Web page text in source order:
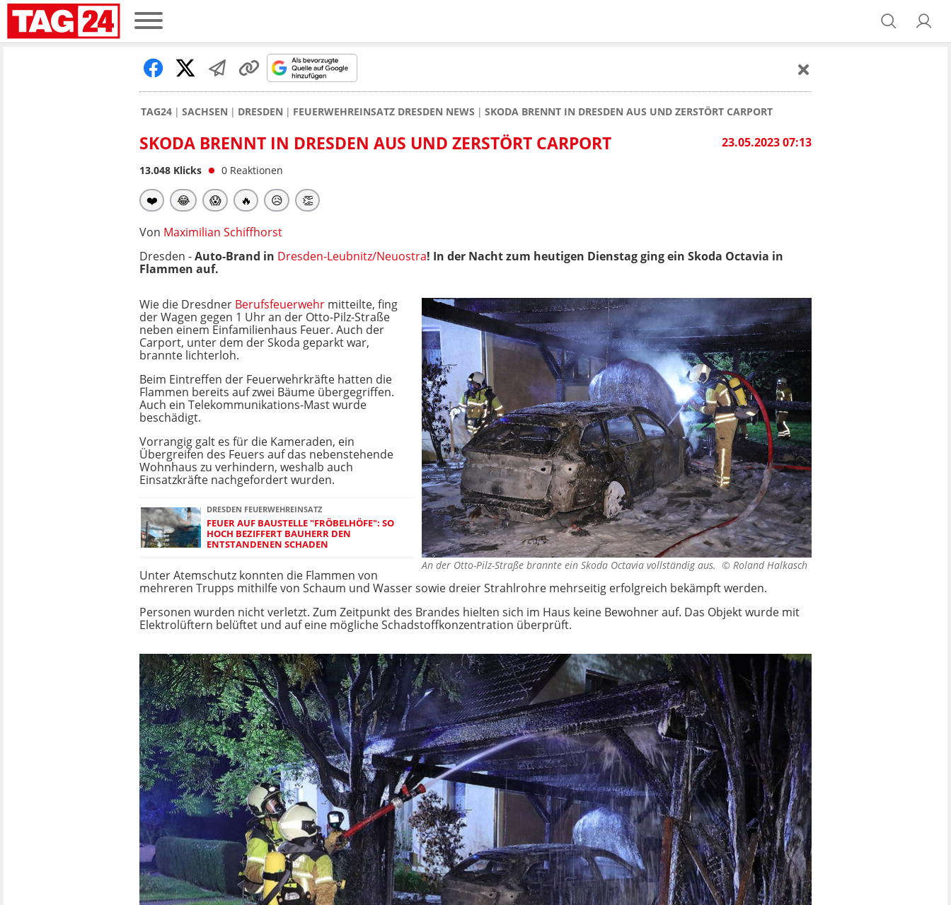
TAG24 SACHSEN DRESDEN FEUERWEHREINSATZ DRESDEN NEWS SKODA BRENNT IN DRESDEN AUS UND ZERSTÖRT CARPORT
23.05.2023 07:13
SKODA BRENNT IN DRESDEN AUS UND ZERSTÖRT CARPORT
13.048 Klicks 0 Reaktionen
❤️ 😂 😱 🔥 😥 👏
Von Maximilian Schiffhorst
Dresden -Auto-Brand in Dresden-Leubnitz/Neuostra! In der Nacht zum heutigen Dienstag ging ein Skoda Octavia in
Flammen auf.
An der Otto-Pilz-Straße brannte ein Skoda Octavia vollständig aus. © Roland Halkasch
Wie die Dresdner Berufsfeuerwehr mitteilte, fing
der Wagen gegen 1 Uhr an der Otto-Pilz-Straße
neben einem Einfamilienhaus Feuer. Auch der
Carport, unter dem der Skoda geparkt war,
brannte lichterloh.
Beim Eintreffen der Feuerwehrkräfte hatten die
Flammen bereits auf zwei Bäume übergegriffen.
Auch ein Telekommunikations-Mast wurde
beschädigt.
Vorrangig galt es für die Kameraden, ein
Übergreifen des Feuers auf das nebenstehende
Wohnhaus zu verhindern, weshalb auch
Einsatzkräfte nachgefordert wurden.
DRESDEN FEUERWEHREINSATZ
FEUER AUF BAUSTELLE "FRÖBELHÖFE": SO
HOCH BEZIFFERT BAUHERR DEN
ENTSTANDENEN SCHADEN
Unter Atemschutz konnten die Flammen von
mehreren Trupps mithilfe von Schaum und Wasser sowie dreier Strahlrohre mehrseitig erfolgreich bekämpft werden.
Personen wurden nicht verletzt. Zum Zeitpunkt des Brandes hielten sich im Haus keine Bewohner auf. Das Objekt wurde mit
Elektrolüftern belüftet und auf eine mögliche Schadstoffkonzentration überprüft.